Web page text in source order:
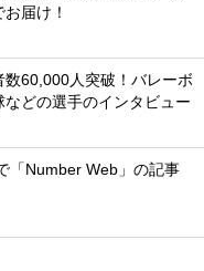
届け！
60,000人突破！バレーボ
どの選手のインタビュー
「Number Web」の記事